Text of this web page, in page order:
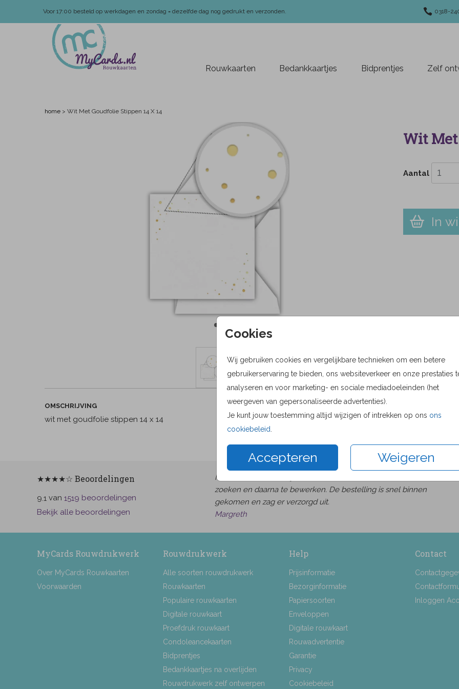
Voor 17:00 besteld op werkdagen en zondag = dezelfde dag nog gedrukt en verzonden. 0318-
Rouwkaarten Bedankkaartjes Bidprentjes Zelf
Cookies
Wij gebruiken cookies en vergelijkbare technieken om een betere
gebruikerservaring te bieden, ons websiteverkeer en onze prestaties
analyseren en voor marketing- en sociale mediadoeleinden (het
weergeven van gepersonaliseerde advertenties).
Je kunt jouw toestemming altijd wijzigen of intrekken op ons ons
cookiebeleid
Accepteren Weigeren
home > Wit Met Goudfolie Stippen 14 X 14
Wit Met
Aantal
In
OMSCHRIJVING
wit met goudfolie stippen 14 x 14
★★★★☆ Beoordelingen
9.1 van 1519 beoordelingen
Bekijk alle beoordelingen
Het was heel makkelijk om een kaart naar wens uit te
zoeken en daarna te bewerken. De bestelling is snel binnen
gekomen en zag er verzorgd uit.
Margreth
MyCards Rouwdrukwerk
Over MyCards Rouwkaarten
Voorwaarden
Rouwdrukwerk
Alle soorten rouwdrukwerk
Rouwkaarten
Populaire rouwkaarten
Digitale rouwkaart
Proefdruk rouwkaart
Condoleancekaarten
Bidprentjes
Bedankkaartjes na overlijden
Rouwdrukwerk zelf ontwerpen
Help
Prijsinformatie
Bezorginformatie
Papiersoorten
Enveloppen
Digitale rouwkaart
Rouwadvertentie
Garantie
Privacy
Cookiebeleid
Contact
Inloggen